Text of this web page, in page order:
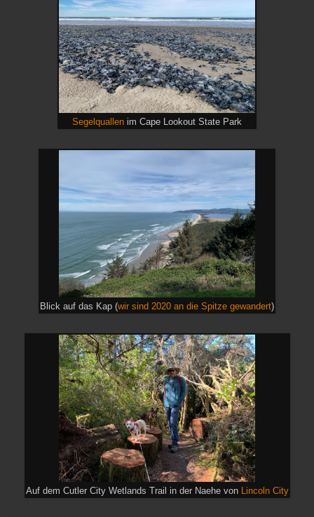
Segelquallen im Cape Lookout State Park
Blick auf das Kap (wir sind 2020 an die Spitze gewandert)
Auf dem Cutler City Wetlands Trail in der Naehe von Lincoln City